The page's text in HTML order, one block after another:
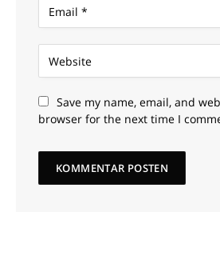
Save my name, email, and
browser for the next time I